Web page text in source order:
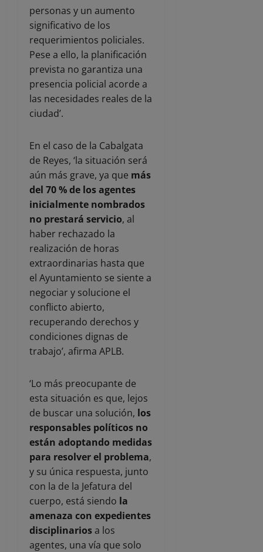
personas y un aumento
significativo de los
requerimientos policiales.
Pese a ello, la planificación
prevista no garantiza una
presencia policial acorde a
las necesidades reales de la
ciudad’.
En el caso de la Cabalgata
de Reyes, ‘la situación será
aún más grave, ya que más
del 70 % de los agentes
inicialmente nombrados
no prestará servicio, al
haber rechazado la
realización de horas
extraordinarias hasta que
el Ayuntamiento se siente a
negociar y solucione el
conflicto abierto,
recuperando derechos y
condiciones dignas de
trabajo’, afirma APLB.
‘Lo más preocupante de
esta situación es que, lejos
de buscar una solución, los
responsables políticos no
están adoptando medidas
para resolver el problema,
y su única respuesta, junto
con la de la Jefatura del
cuerpo, está siendo la
amenaza con expedientes
disciplinariosa los
agentes, una vía que solo